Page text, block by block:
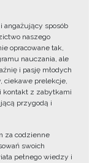
angażujący sposób
naszego
opracowane tak,
nauczania, ale
i pasję młodych
ciekawe prelekcje,
kontakt z zabytkami
przygodą i
za codzienne
swoich
pełnego wiedzy i